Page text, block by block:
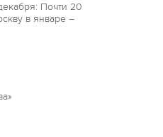
Почти 20
в январе –